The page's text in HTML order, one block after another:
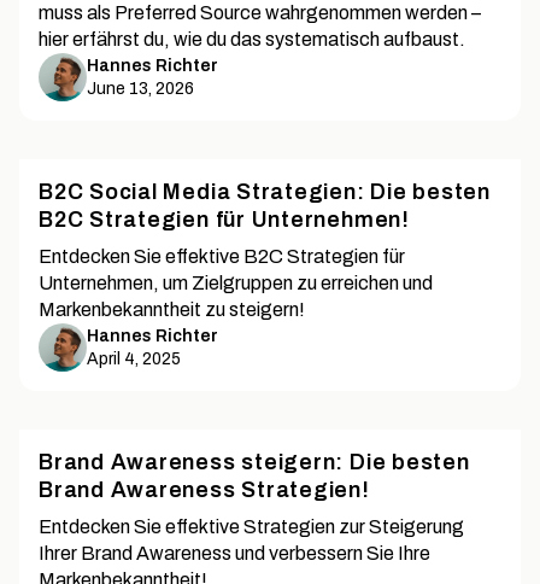
muss als Preferred Source wahrgenommen werden –
hier erfährst du, wie du das systematisch aufbaust.
Hannes Richter
June 13, 2026
B2C Social Media Strategien: Die besten
B2C Strategien für Unternehmen!
Entdecken Sie effektive B2C Strategien für
Unternehmen, um Zielgruppen zu erreichen und
Markenbekanntheit zu steigern!
Hannes Richter
April 4, 2025
Brand Awareness steigern: Die besten
Brand Awareness Strategien!
Entdecken Sie effektive Strategien zur Steigerung
Ihrer Brand Awareness und verbessern Sie Ihre
Markenbekanntheit!